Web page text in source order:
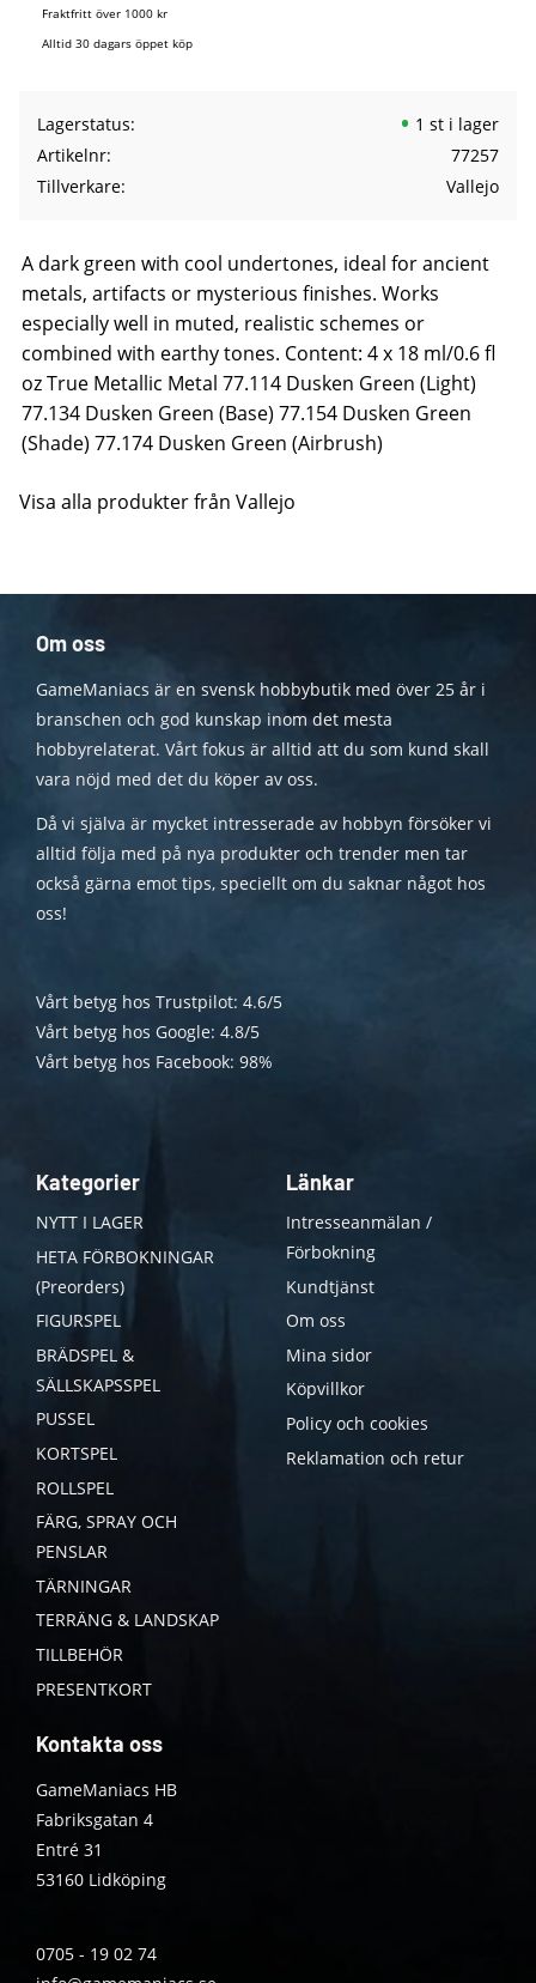
Fraktfritt över 1000 kr
Alltid 30 dagars öppet köp
Lagerstatus
1 st i lager
Artikelnr
77257
Tillverkare
Vallejo
A dark green with cool undertones, ideal for ancient
metals, artifacts or mysterious finishes. Works
especially well in muted, realistic schemes or
combined with earthy tones. Content: 4 x 18 ml/0.6 fl
oz True Metallic Metal 77.114 Dusken Green (Light)
77.134 Dusken Green (Base) 77.154 Dusken Green
(Shade) 77.174 Dusken Green (Airbrush)
Visa alla produkter från Vallejo
Om oss
GameManiacs är en svensk hobbybutik med över 25 år i
branschen och god kunskap inom det mesta
hobbyrelaterat. Vårt fokus är alltid att du som kund skall
vara nöjd med det du köper av oss.
Då vi själva är mycket intresserade av hobbyn försöker vi
alltid följa med på nya produkter och trender men tar
också gärna emot tips, speciellt om du saknar något hos
oss!
Vårt betyg hos Trustpilot: 4.6/5
Vårt betyg hos Google: 4.8/5
Vårt betyg hos Facebook: 98%
Kategorier
NYTT I LAGER
HETA FÖRBOKNINGAR
(Preorders)
FIGURSPEL
BRÄDSPEL &
SÄLLSKAPSSPEL
PUSSEL
KORTSPEL
ROLLSPEL
FÄRG, SPRAY OCH
PENSLAR
TÄRNINGAR
TERRÄNG & LANDSKAP
TILLBEHÖR
PRESENTKORT
Länkar
Intresseanmälan /
Förbokning
Kundtjänst
Om oss
Mina sidor
Köpvillkor
Policy och cookies
Reklamation och retur
Kontakta oss
GameManiacs HB
Fabriksgatan 4
Entré 31
53160 Lidköping
0705 - 19 02 74